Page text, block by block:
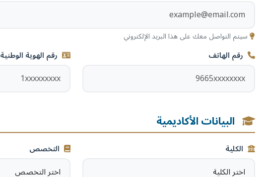
سيتم التواصل معك على هذا البريد الإلكتروني
رقم الهاتف رقم الهوية الوطنية
البيانات الأكاديمية
الكلية التخصص